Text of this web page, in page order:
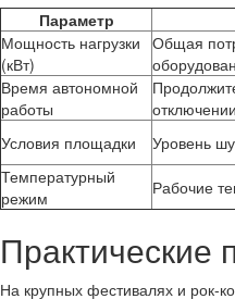
Параметр
Мощность нагрузки
(кВт)
Общая
Время автономной
работы
отключении
Условия площадки
Уровень
Температурный
режим
Рабочие
На крупных фестивалях и рок-